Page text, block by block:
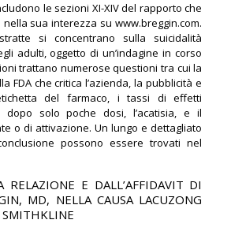
le sezioni XI-XIV del rapporto che
sua interezza su www.breggin.com.
si concentrano sulla suicidalità
adulti, oggetto di un’indagine in corso
trattano numerose questioni tra cui la
FDA che critica l’azienda, la pubblicità e
del farmaco, i tassi di effetti
dopo solo poche dosi, l’acatisia, e il
o di attivazione. Un lungo e dettagliato
possono essere trovati nel
RELAZIONE E DALL’AFFIDAVIT DI
MD, NELLA CAUSA LACUZONG